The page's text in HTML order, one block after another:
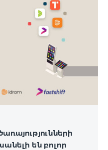
են բոլոր